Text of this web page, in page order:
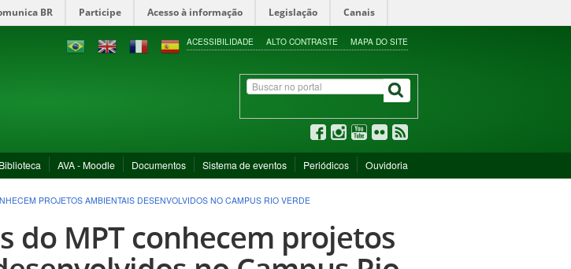
BR Participe Acesso à informação Legislação Canais
ACESSIBILIDADE ALTO CONTRASTE MAPA DO SITE
Biblioteca AVA - Moodle Documentos Sistema de eventos Periódicos Ouvidoria
PROJETOS AMBIENTAIS DESENVOLVIDOS NO CAMPUS RIO VERDE
do MPT conhecem projetos